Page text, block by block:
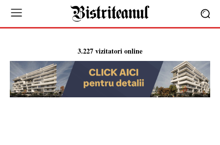
3.227 vizitatori online